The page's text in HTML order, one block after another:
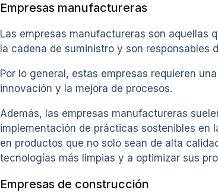
Empresas manufactureras
Las empresas manufactureras son aquellas
la cadena de suministro y son responsables
Por lo general, estas empresas requieren
innovación y la mejora de procesos.
Además, las empresas manufactureras
implementación de prácticas sostenibles en
en productos que no solo sean de alta
tecnologías más limpias y a optimizar sus
Empresas de construcción